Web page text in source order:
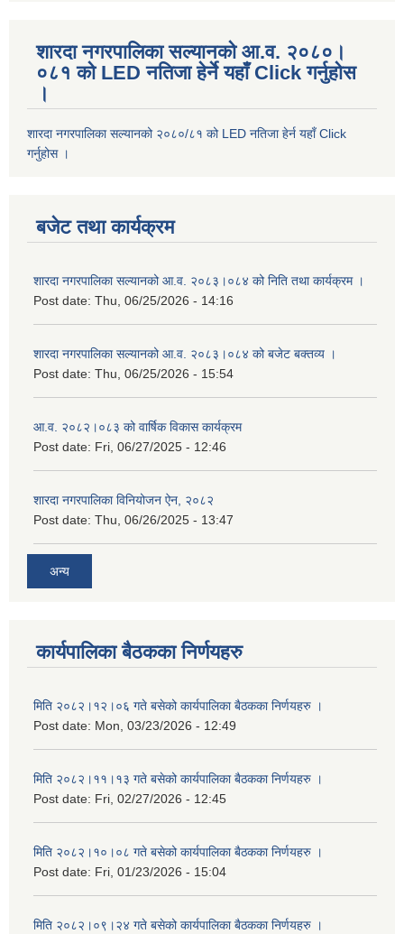
शारदा नगरपालिका सल्यानको आ.व. २०८०।
०८१ को LED नतिजा हेर्ने यहाँ Click गर्नुहोस
।
शारदा नगरपालिका सल्यानको २०८०/८१ को LED नतिजा हेर्न यहाँ Click
गर्नुहोस ।
बजेट तथा कार्यक्रम
शारदा नगरपालिका सल्यानको आ.व. २०८३।०८४ को निति तथा कार्यक्रम ।
Post date: Thu, 06/25/2026 - 14:16
शारदा नगरपालिका सल्यानको आ.व. २०८३।०८४ को बजेट बक्तव्य ।
Post date: Thu, 06/25/2026 - 15:54
आ.व. २०८२।०८३ को वार्षिक विकास कार्यक्रम
Post date: Fri, 06/27/2025 - 12:46
शारदा नगरपालिका विनियोजन ऐन, २०८२
Post date: Thu, 06/26/2025 - 13:47
अन्य
कार्यपालिका बैठकका निर्णयहरु
मिति २०८२।१२।०६ गते बसेको कार्यपालिका बैठकका निर्णयहरु ।
Post date: Mon, 03/23/2026 - 12:49
मिति २०८२।११।१३ गते बसेको कार्यपालिका बैठकका निर्णयहरु ।
Post date: Fri, 02/27/2026 - 12:45
मिति २०८२।१०।०८ गते बसेको कार्यपालिका बैठकका निर्णयहरु ।
Post date: Fri, 01/23/2026 - 15:04
मिति २०८२।०९।२४ गते बसेको कार्यपालिका बैठकका निर्णयहरु ।